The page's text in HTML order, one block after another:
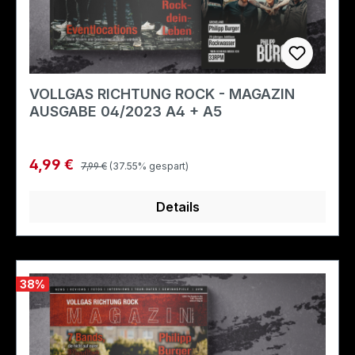
VOLLGAS RICHTUNG ROCK - MAGAZIN
AUSGABE 04/2023 A4 + A5
Verkaufspreis:
4,99 € Regulärer Preis:
7,99 € (37.55% gespart)
Details
38%